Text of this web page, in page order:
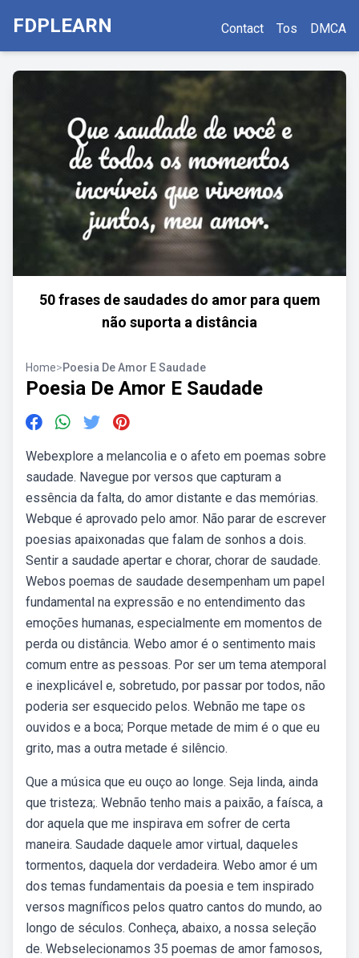
FDPLEARN Contact Tos DMCA
50 frases de saudades do amor para quem
não suporta a distância
Home>Poesia De Amor E Saudade
Poesia De Amor E Saudade
Webexplore a melancolia e o afeto em poemas sobre
saudade. Navegue por versos que capturam a
essência da falta, do amor distante e das memórias.
Webque é aprovado pelo amor. Não parar de escrever
poesias apaixonadas que falam de sonhos a dois.
Sentir a saudade apertar e chorar, chorar de saudade.
Webos poemas de saudade desempenham um papel
fundamental na expressão e no entendimento das
emoções humanas, especialmente em momentos de
perda ou distância. Webo amor é o sentimento mais
comum entre as pessoas. Por ser um tema atemporal
e inexplicável e, sobretudo, por passar por todos, não
poderia ser esquecido pelos. Webnão me tape os
ouvidos e a boca; Porque metade de mim é o que eu
grito, mas a outra metade é silêncio.
Que a música que eu ouço ao longe. Seja linda, ainda
que tristeza;. Webnão tenho mais a paixão, a faísca, a
dor aquela que me inspirava em sofrer de certa
maneira. Saudade daquele amor virtual, daqueles
tormentos, daquela dor verdadeira. Webo amor é um
dos temas fundamentais da poesia e tem inspirado
versos magníficos pelos quatro cantos do mundo, ao
longo de séculos. Conheça, abaixo, a nossa seleção
de. Webselecionamos 35 poemas de amor famosos,